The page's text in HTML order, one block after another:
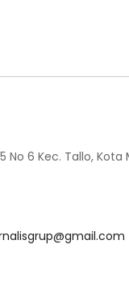
No 6 Kec. Tallo, Kota